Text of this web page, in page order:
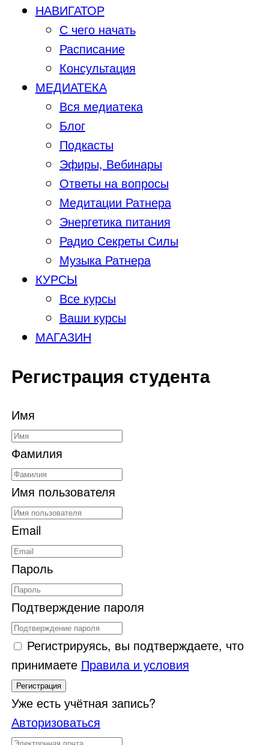
НАВИГАТОР
С чего начать
Расписание
Консультация
МЕДИАТЕКА
Вся медиатека
Блог
Подкасты
Эфиры, Вебинары
Ответы на вопросы
Медитации Ратнера
Энергетика питания
Радио Секреты Силы
Музыка Ратнера
КУРСЫ
Все курсы
Ваши курсы
МАГАЗИН
Регистрация студента
Имя
Фамилия
Имя пользователя
Email
Пароль
Подтверждение пароля
Регистрируясь, вы подтверждаете, что
принимаете Правила и условия
Регистрация
Уже есть учётная запись?
Авторизоваться